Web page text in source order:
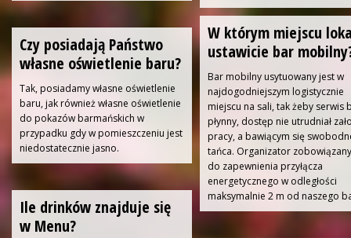
W którym miejscu
ustawicie bar
Bar mobilny usytuowany jest w
najdogodniejszym logistycznie
miejscu na sali, tak żeby serwis
płynny, dostęp nie utrudniał
pracy, a bawiącym się
tańca. Organizator
do zapewnienia przyłącza
energetycznego w odległości
maksymalnie 2 m od naszego
Czy posiadają Państwo
własne oświetlenie baru?
Tak, posiadamy własne oświetlenie
baru, jak również własne oświetlenie
do pokazów barmańskich w
przypadku gdy w pomieszczeniu jest
niedostatecznie jasno.
Ile drinków znajduje się
w Menu?